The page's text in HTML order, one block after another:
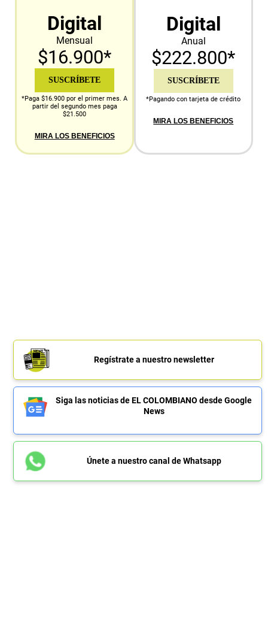
Digital
Mensual
$16.900*
SUSCRÍBETE
*Paga $16.900 por el primer mes. A
partir del segundo mes paga
$21.500
MIRA LOS BENEFICIOS
Digital
Anual
$222.800*
SUSCRÍBETE
*Pagando con tarjeta de crédito
MIRA LOS BENEFICIOS
Regístrate a nuestro newsletter
Siga las noticias de EL COLOMBIANO desde Google
News
Únete a nuestro canal de Whatsapp